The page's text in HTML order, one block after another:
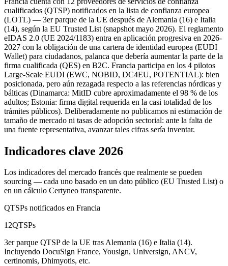
cualificados (QTSP) notificados en la lista de confianza europea
(LOTL) — 3er parque de la UE después de Alemania (16) e Italia
(14), según la EU Trusted List (snapshot mayo 2026). El reglamento
eIDAS 2.0 (UE 2024/1183) entra en aplicación progresiva en 2026-
2027 con la obligación de una cartera de identidad europea (EUDI
Wallet) para ciudadanos, palanca que debería aumentar la parte de la
firma cualificada (QES) en B2C. Francia participa en los 4 pilotos
Large-Scale EUDI (EWC, NOBID, DC4EU, POTENTIAL): bien
posicionada, pero aún rezagada respecto a las referencias nórdicas y
bálticas (Dinamarca: MitID cubre aproximadamente el 98 % de los
adultos; Estonia: firma digital requerida en la casi totalidad de los
trámites públicos). Deliberadamente no publicamos ni estimación de
tamaño de mercado ni tasas de adopción sectorial: ante la falta de
una fuente representativa, avanzar tales cifras sería inventar.
Indicadores clave 2026
Los indicadores del mercado francés que realmente se pueden
sourcing — cada uno basado en un dato público (EU Trusted List) o
en un cálculo Certyneo transparente.
QTSPs notificados en Francia
12QTSPs
3er parque QTSP de la UE tras Alemania (16) e Italia (14).
Incluyendo DocuSign France, Yousign, Universign, ANCV,
certinomis, Dhimyotis, etc.